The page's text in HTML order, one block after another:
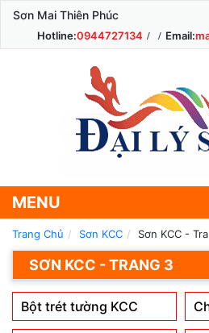
Sơn Mai Thiên Phúc
Hotline:0944727134 Email:
MENU
Trang Chủ Sơn KCC Sơn KCC -
SƠN KCC - TRANG 3
Bột trét tường KCC